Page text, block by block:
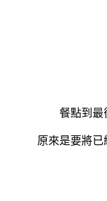
餐點到最
原來是要將已